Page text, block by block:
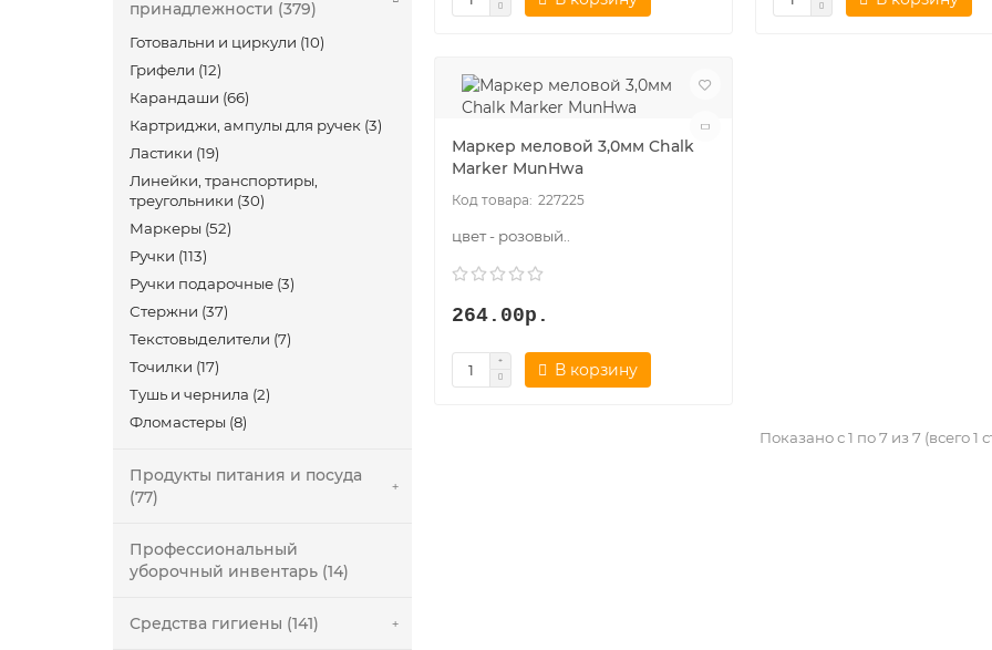
принадлежности (379)
Готовальни и циркули (10)
Грифели (12)
Карандаши (66)
Картриджи, ампулы для ручек (3)
Ластики (19)
Линейки, транспортиры,
треугольники (30)
Маркеры (52)
Ручки (113)
Ручки подарочные (3)
Стержни (37)
Текстовыделители (7)
Точилки (17)
Тушь и чернила (2)
Фломастеры (8)
Продукты питания и посуда
(77)
Профессиональный
уборочный инвентарь (14)
Средства гигиены (141)
Маркер меловой 3,0мм Chalk
Marker MunHwa
227225
цвет - розовый..
264.00р.
В корзину
Показано с 1 по 7 из 7 (всего 1